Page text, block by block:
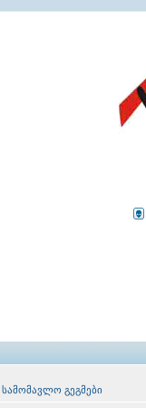
სამომავლო გეგმები